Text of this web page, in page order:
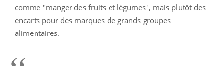
comme "manger des fruits et légumes", mais plutôt des
encarts pour des marques de grands groupes
alimentaires.